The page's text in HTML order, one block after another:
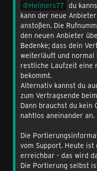
Helmers77 du
kann der neue
anstoßen. Die
den neuen Anbieter
Bedenke; dass dein
weiterläuft und normal
restliche Laufzeit eine
bekommt.
Alternativ kannst du
zum Vertragsende
Dann brauchst du kein
nahtlos aneinander an.
Die
vom Support. Heute
erreichbar - das wird
Die Portierung selbst